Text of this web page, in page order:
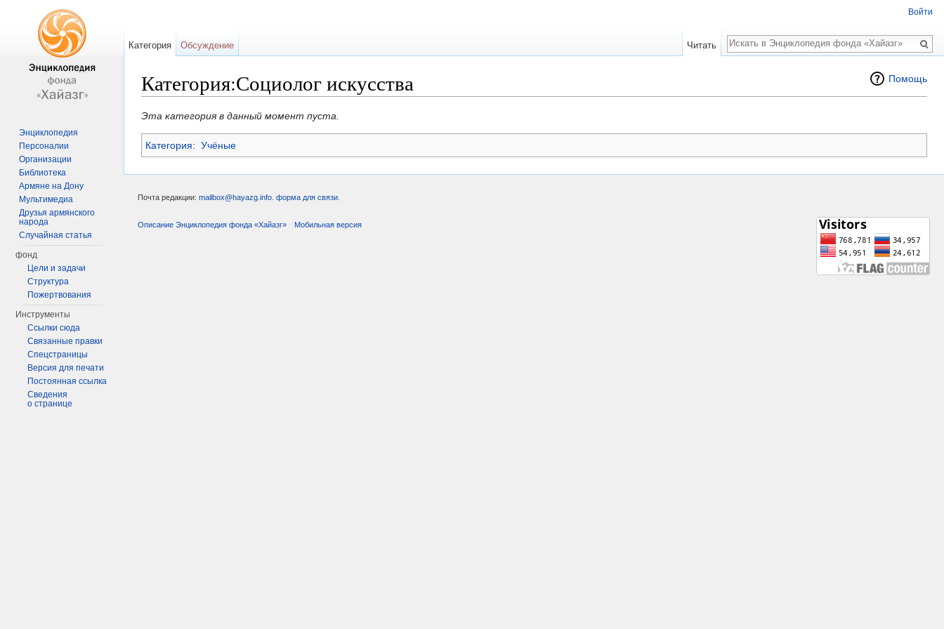
Помощь
Категория:Социолог искусства
Эта категория в данный момент пуста.
Категория: Учёные
Войти
Категория Обсуждение Читать
Поиск
Энциклопедия
Персоналии
Организации
Библиотека
Армяне на Дону
Мультимедиа
Друзья армянского
народа
Случайная статья
фонд
Цели и задачи
Структура
Пожертвования
Инструменты
Ссылки сюда
Связанные правки
Спецстраницы
Версия для печати
Постоянная ссылка
Сведения
о странице
Почта редакции: mailbox@hayazg.info форма для связи
Описание Энциклопедия фонда «Хайазг» Мобильная версия